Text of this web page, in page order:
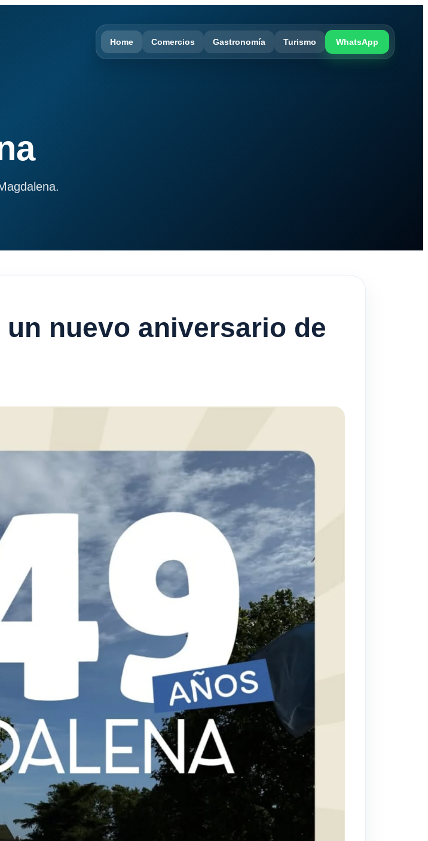
Home Comercios Gastronomía Turismo WhatsApp
nuevo aniversario de